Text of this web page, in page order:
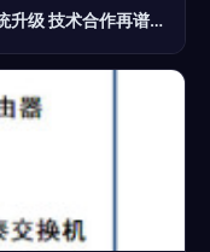
Sybase助力中国电信长途电话网管系统升级 技术合作再谱新篇